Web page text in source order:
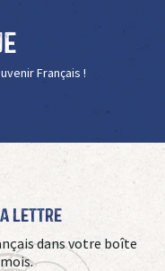
Français !
Lettre
dans votre boîte